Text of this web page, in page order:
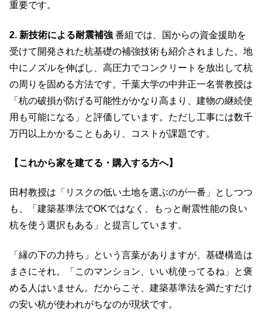
重要です。
2. 新技術による耐震補強 番組では、国からの資金援助を
受けて開発された杭基礎の補強技術も紹介されました。地
中にノズルを伸ばし、高圧力でコンクリートを放出して杭
の周りを固める方法です。千葉大学の中井正一名誉教授は
「杭の破損が防げる可能性がかなり高まり、建物の継続使
用も可能になる」と評価しています。ただし工事には数千
万円以上かかることもあり、コストが課題です。
【これから家を建てる・購入する方へ】
田村教授は「リスクの低い土地を選ぶのが一番」としつつ
も、「建築基準法でOKではなく、もっと耐震性能の良い
杭を使う選択もある」と提言しています。
「縁の下の力持ち」という言葉がありますが、基礎構造は
まさにそれ。「このマンション、いい杭使ってるね」と褒
める人はいません。だからこそ、建築基準法を満たすだけ
の安い杭が使われがちなのが現状です。